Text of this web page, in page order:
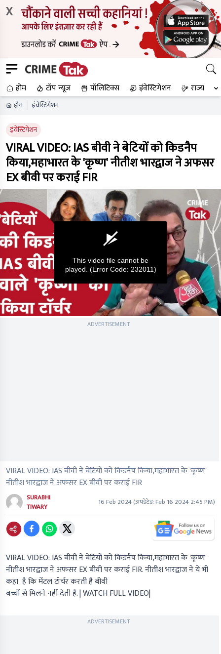
X
होम टॉप न्यूज पॉलिटिक्स इंवेस्टिगेशन राज्य
होम इंवेस्टिगेशन
इंवेस्टिगेशन
VIRAL VIDEO: IAS बीवी ने बेटियों को किडनैप
किया,महाभारत के 'कृष्ण' नीतीश भारद्वाज ने अफसर
EX बीवी पर कराई FIR
This video file cannot be
played. (Error Code: 232011)
ADVERTISEMENT
VIRAL VIDEO: IAS बीवी ने बेटियों को किडनैप किया,महाभारत के 'कृष्ण'
नीतीश भारद्वाज ने अफसर EX बीवी पर कराई FIR
SURABHI
TIWARY
16 Feb 2024(अपडेटेड:Feb 16 2024 2:45 PM)
VIRAL VIDEO: IASबीवी ने बेटियों को किडनैप किया,महाभारत के 'कृष्ण'
नीतीश भारद्वाजने अफसर EX बीवी पर कराई FIR. नीतीश भारद्वाज ने ये भी
कहा है कि मेंटल टॉर्चर करती है बीवी
बच्चों से मिलने नहीं देती है.| WATCH FULL VIDEO|
ADVERTISEMENT